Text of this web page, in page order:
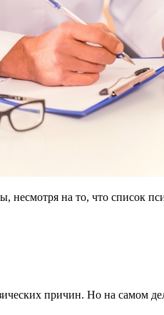
несмотря на то, что список
причин. Но на